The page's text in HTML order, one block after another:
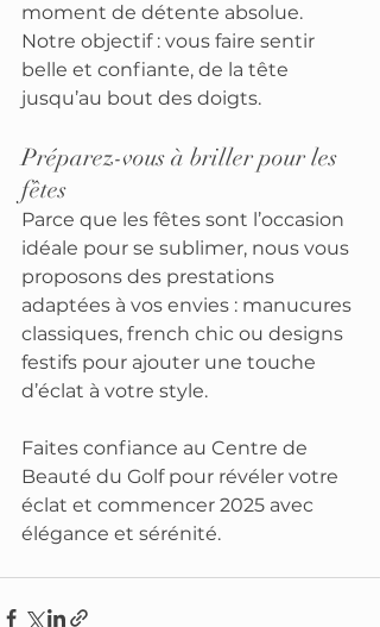
moment de détente absolue.
Notre objectif : vous faire sentir
belle et confiante, de la tête
jusqu’au bout des doigts.
Préparez-vous à briller pour les
fêtes
Parce que les fêtes sont l’occasion
idéale pour se sublimer, nous vous
proposons des prestations
adaptées à vos envies : manucures
classiques, french chic ou designs
festifs pour ajouter une touche
d’éclat à votre style.
Faites confiance au Centre de
Beauté du Golf pour révéler votre
éclat et commencer 2025 avec
élégance et sérénité.